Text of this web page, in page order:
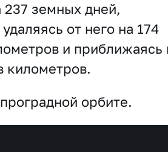
237 земных дней,
от него на 174
и приближаясь
километров.
орбите.